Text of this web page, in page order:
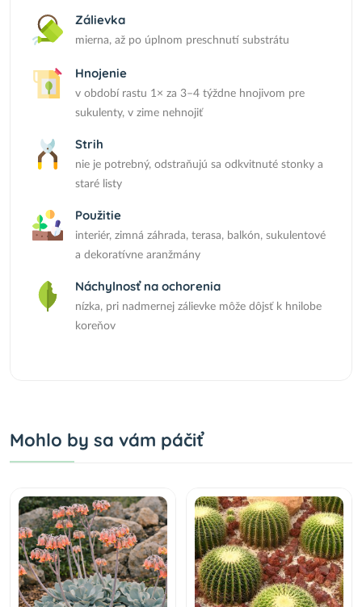
Zálievka
mierna, až po úplnom preschnutí substrátu
Hnojenie
v období rastu 1× za 3–4 týždne hnojivom pre
sukulenty, v zime nehnojiť
Strih
nie je potrebný, odstraňujú sa odkvitnuté stonky a
staré listy
Použitie
interiér, zimná záhrada, terasa, balkón, sukulentové
a dekoratívne aranžmány
Náchylnosť na ochorenia
nízka, pri nadmernej zálievke môže dôjsť k hnilobe
koreňov
Mohlo by sa vám páčiť